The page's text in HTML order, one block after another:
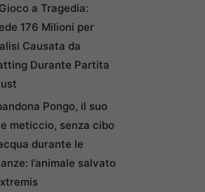
a Tragedia:
176 Milioni per
Causata da
Durante Partita
Pongo, il suo
meticcio, senza cibo
durante le
l’animale salvato